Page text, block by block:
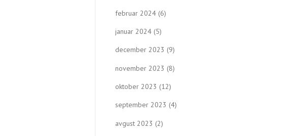
februar 2024 (6)
januar 2024 (5)
december 2023 (9)
november 2023 (8)
oktober 2023 (12)
september 2023 (4)
avgust 2023 (2)